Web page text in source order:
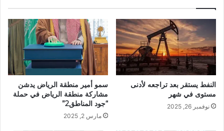
النفط يستقر بعد تراجعه لأدنى
مستوى في شهر
نوفمبر 26, 2025
سمو أمير منطقة الرياض يدشن
مشاركة منطقة الرياض في حملة
“جود المناطق2”
مارس 2, 2025